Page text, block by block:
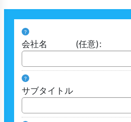
?
会社名 (任意):
?
サブタイトル